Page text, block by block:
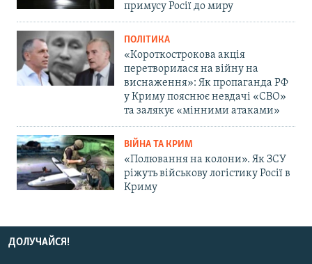
примусу Росії до миру
ПОЛІТИКА
«Короткострокова акція
перетворилася на війну на
виснаження»: Як пропаганда РФ
у Криму пояснює невдачі «СВО»
та залякує «мінними атаками»
ВІЙНА ТА КРИМ
«Полювання на колони». Як ЗСУ
ріжуть військову логістику Росії в
Криму
ДОЛУЧАЙСЯ!